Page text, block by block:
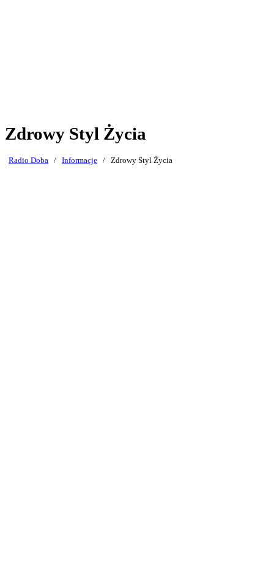
Zdrowy Styl Życia
Radio Doba / Informacje / Zdrowy Styl Życia